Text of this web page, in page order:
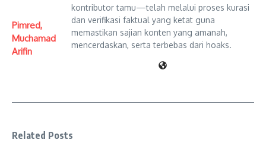
Pimred,
Muchamad
Arifin
kontributor tamu—telah melalui proses kurasi
dan verifikasi faktual yang ketat guna
memastikan sajian konten yang amanah,
mencerdaskan, serta terbebas dari hoaks.
Related Posts